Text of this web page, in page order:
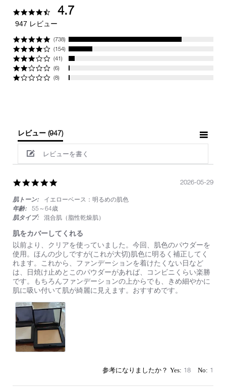
4.74.7
947 レビュー
(738)
(154)
(41)
(6)
(8)
レビュー (947)
レビューを書く
rating
肌トーン:
イエローベース：明るめの肌色
年齢:
55～64歳
肌タイプ:
混合肌（脂性乾燥肌）
肌をカバーしてくれる
Review
by
on
29
May
2026
review
stating
肌
を
カ
バ
ー
し
て
く
れ
る
以前より、クリアを使っていました。今回、肌色のパウダーを
使用。ほんの少しですが(これが大切)肌色に明るく補正してく
れます。これから、ファンデーションを着けたくない日など
は、日焼け止めとこのパウダーがあれば、コンビニくらい楽勝
です。もちろんファンデーションの上からでも、きめ細やかに
肌に吸い付いて肌が綺麗に見えます。おすすめです。
2026-05-29
18 1